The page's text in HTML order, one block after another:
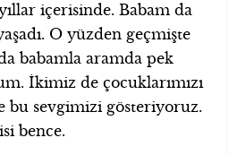
içerisinde. Babam da
O yüzden geçmişte
babamla aramda pek
İkimiz de çocuklarımızı
bu sevgimizi gösteriyoruz.
bence.